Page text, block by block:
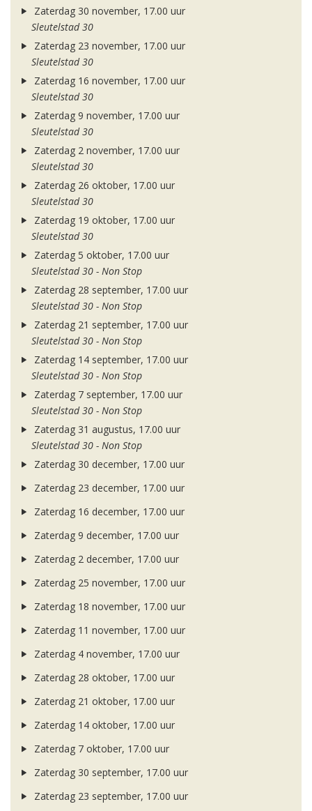
Zaterdag 30 november, 17.00 uur
Sleutelstad 30
Zaterdag 23 november, 17.00 uur
Sleutelstad 30
Zaterdag 16 november, 17.00 uur
Sleutelstad 30
Zaterdag 9 november, 17.00 uur
Sleutelstad 30
Zaterdag 2 november, 17.00 uur
Sleutelstad 30
Zaterdag 26 oktober, 17.00 uur
Sleutelstad 30
Zaterdag 19 oktober, 17.00 uur
Sleutelstad 30
Zaterdag 5 oktober, 17.00 uur
Sleutelstad 30 - Non Stop
Zaterdag 28 september, 17.00 uur
Sleutelstad 30 - Non Stop
Zaterdag 21 september, 17.00 uur
Sleutelstad 30 - Non Stop
Zaterdag 14 september, 17.00 uur
Sleutelstad 30 - Non Stop
Zaterdag 7 september, 17.00 uur
Sleutelstad 30 - Non Stop
Zaterdag 31 augustus, 17.00 uur
Sleutelstad 30 - Non Stop
Zaterdag 30 december, 17.00 uur
Zaterdag 23 december, 17.00 uur
Zaterdag 16 december, 17.00 uur
Zaterdag 9 december, 17.00 uur
Zaterdag 2 december, 17.00 uur
Zaterdag 25 november, 17.00 uur
Zaterdag 18 november, 17.00 uur
Zaterdag 11 november, 17.00 uur
Zaterdag 4 november, 17.00 uur
Zaterdag 28 oktober, 17.00 uur
Zaterdag 21 oktober, 17.00 uur
Zaterdag 14 oktober, 17.00 uur
Zaterdag 7 oktober, 17.00 uur
Zaterdag 30 september, 17.00 uur
Zaterdag 23 september, 17.00 uur